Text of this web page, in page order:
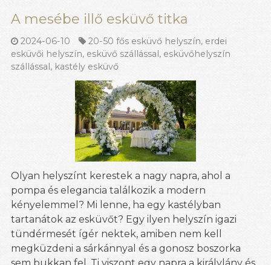
A mesébe illő esküvő titka
2024-06-10 20-50 fős esküvő helyszín, erdei
esküvői helyszín, esküvő szállással , esküvőhelyszín
szállással , kastély esküvő
Olyan helyszínt kerestek a nagy napra, ahol a
pompa és elegancia találkozik a modern
kényelemmel? Mi lenne, ha egy kastélyban
tartanátok az esküvőt? Egy ilyen helyszín igazi
tündérmesét ígér nektek, amiben nem kell
megküzdeni a sárkánnyal és a gonosz boszorka